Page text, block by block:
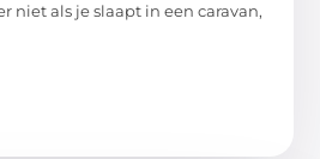
niet als je slaapt in een caravan,